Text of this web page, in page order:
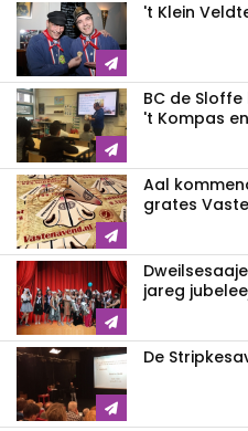
't Klein
BC de
't Kompas
Aal
grates
jareg
De